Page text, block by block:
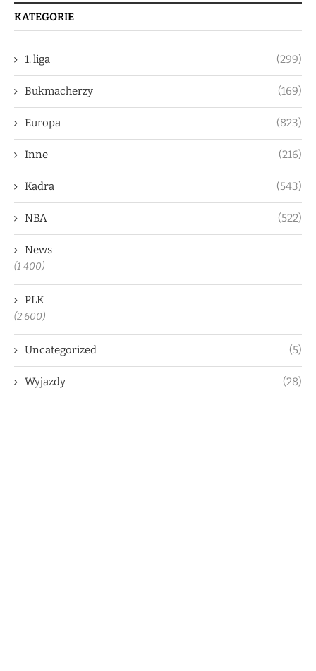
KATEGORIE
1. liga (299)
Bukmacherzy (169)
Europa (823)
Inne (216)
Kadra (543)
NBA (522)
News
(1 400)
PLK
(2 600)
Uncategorized (5)
Wyjazdy (28)